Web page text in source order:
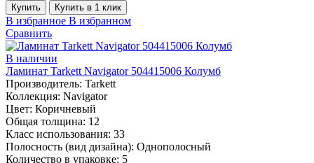
Купить Купить в 1 клик
В избранное В избранном
Сравнить
В наличии
Ламинат Tarkett Navigator 504415006 Колумб
Производитель: Tarkett
Коллекция: Navigator
Цвет: Коричневый
Общая толщина: 12
Класс использования: 33
Полосность (вид дизайна): Однополосный
Количество в упаковке: 5